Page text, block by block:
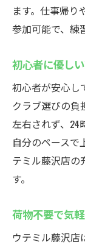
ます。仕事帰り
参加可能で、練
初心者に優し
初心者が安心し
クラブ選びの負
左右されず、24
自分のペースで
テミル藤沢店の
す。
荷物不要で気
ウテミル藤沢店